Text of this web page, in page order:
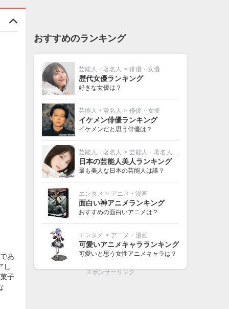
あ
し
子
おすすめのランキング
芸能人・著名人 > 俳優・女優
歴代女優ランキング
好きな女優は？
芸能人・著名人 > 俳優・女優
イケメン俳優ランキング
イケメンだと思う俳優は？
芸能人・著名人 > 芸能人・著名人その他
日本の芸能人美人ランキング
最も美人な日本の芸能人は誰？
エンタメ > アニメ・漫画
面白い神アニメランキング
おすすめの面白いアニメは？
エンタメ > アニメ・漫画
可愛いアニメキャラランキング
可愛いと思う女性アニメキャラは？
スポンサーリンク